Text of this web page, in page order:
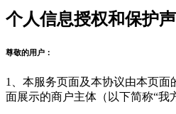
个人信息授权和保护
尊敬的用户：
1、本服务页面及本协议由本页面
面展示的商户主体（以下简称“我